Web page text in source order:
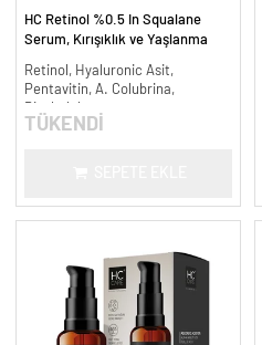
HC Retinol %0.5 In Squalane
Serum, Kırışıklık ve Yaşlanma
Retinol, Hyaluronic Asit,
Pentavitin, A. Colubrina,
Bisabolol
TÜKENDİ